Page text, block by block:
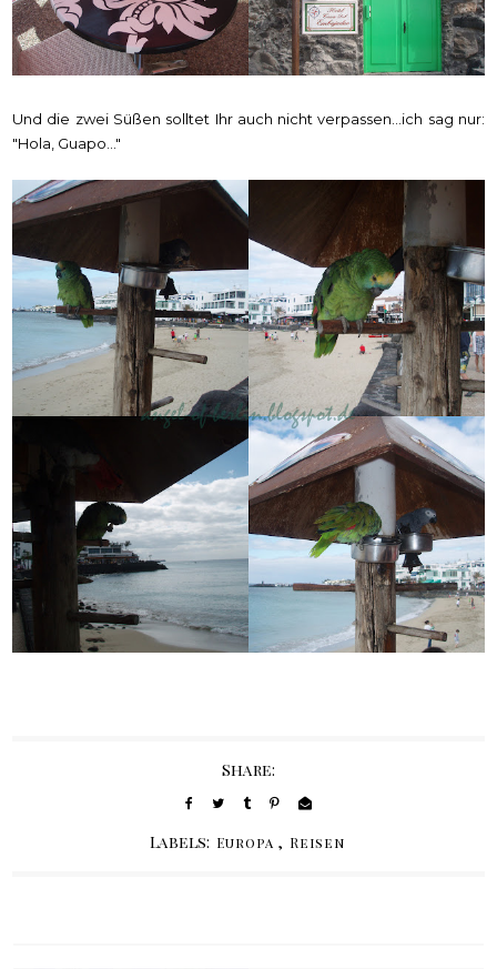
Und die zwei Süßen solltet Ihr auch nicht verpassen...ich sag nur:
"Hola, Guapo..."
Share:
Labels: Europa , Reisen